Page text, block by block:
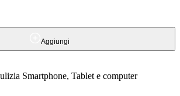
Aggiungi
Smartphone, Tablet e computer